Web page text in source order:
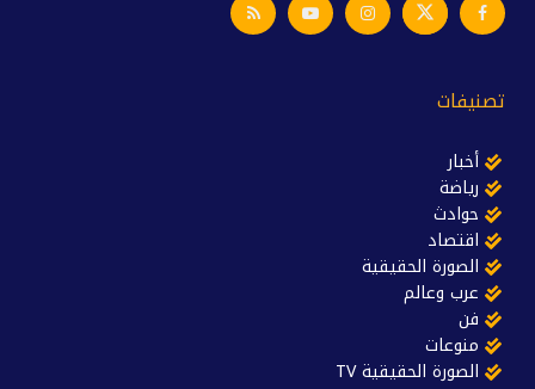
تصنيفات
أخبار
رياضة
حوادث
اقتصاد
الصورة الحقيقية
عرب وعالم
فن
منوعات
الصورة الحقيقية TV